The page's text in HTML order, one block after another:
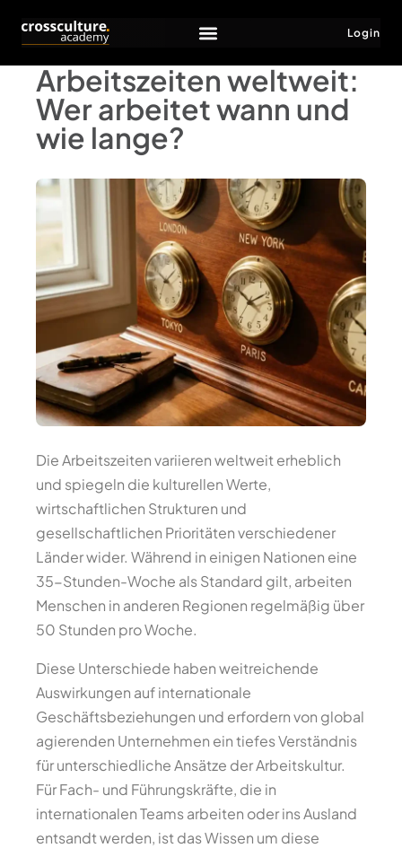
Login
Arbeitszeiten weltweit:
Wer arbeitet wann und
wie lange?
Die Arbeitszeiten variieren weltweit erheblich
und spiegeln die kulturellen Werte,
wirtschaftlichen Strukturen und
gesellschaftlichen Prioritäten verschiedener
Länder wider. Während in einigen Nationen eine
35-Stunden-Woche als Standard gilt, arbeiten
Menschen in anderen Regionen regelmäßig über
50 Stunden pro Woche.
Diese Unterschiede haben weitreichende
Auswirkungen auf internationale
Geschäftsbeziehungen und erfordern von global
agierenden Unternehmen ein tiefes Verständnis
für unterschiedliche Ansätze der Arbeitskultur.
Für Fach- und Führungskräfte, die in
internationalen Teams arbeiten oder ins Ausland
entsandt werden, ist das Wissen um diese